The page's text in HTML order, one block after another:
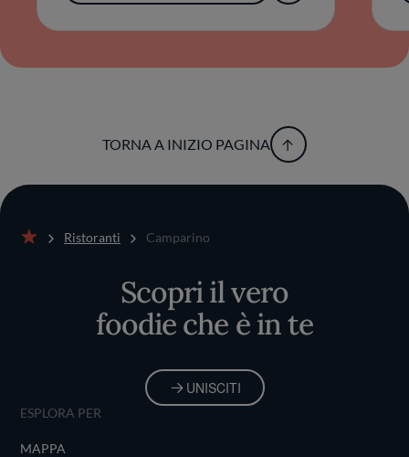
l’ostentazione, ma per un’integrità fatta di
TORNA A INIZIO PAGINA
Ristoranti Camparino
Scopri il vero
foodie che è in te
UNISCITI
ESPLORA PER
MAPPA